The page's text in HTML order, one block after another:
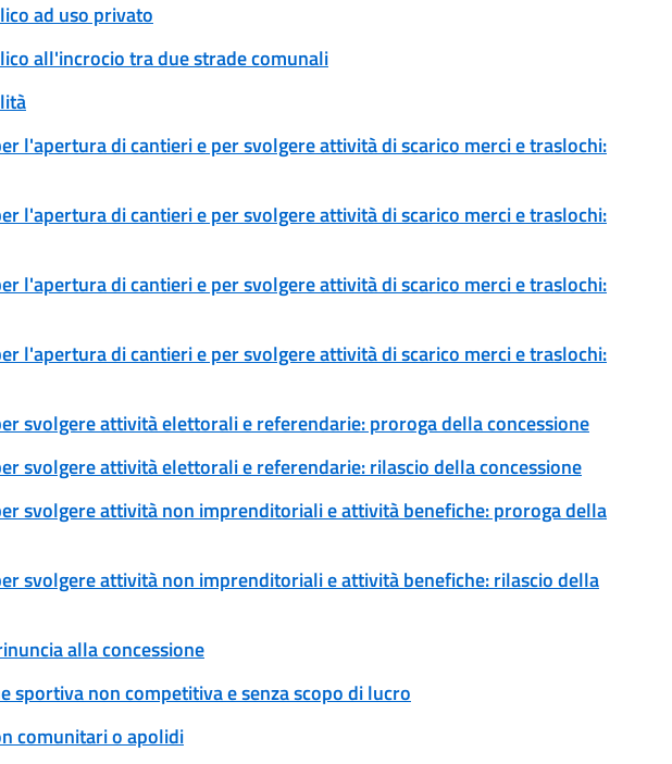
ad uso privato
all'incrocio tra due strade comunali
l'apertura di cantieri e per svolgere attività di scarico merci e traslochi:
l'apertura di cantieri e per svolgere attività di scarico merci e traslochi:
l'apertura di cantieri e per svolgere attività di scarico merci e traslochi:
l'apertura di cantieri e per svolgere attività di scarico merci e traslochi:
svolgere attività elettorali e referendarie: proroga della concessione
svolgere attività elettorali e referendarie: rilascio della concessione
svolgere attività non imprenditoriali e attività benefiche: proroga della
svolgere attività non imprenditoriali e attività benefiche: rilascio della
alla concessione
sportiva non competitiva e senza scopo di lucro
comunitari o apolidi